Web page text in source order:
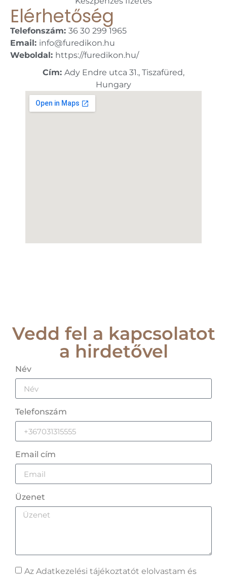
Elérhetőség
Telefonszám: 36 30 299 1965
Email: info@furedikon.hu
Weboldal: https://furedikon.hu/
Cím: Ady Endre utca 31., Tiszafüred,
Hungary
Vedd fel a kapcsolatot
a hirdetővel
Név
Telefonszám
Email cím
Üzenet
Az Adatkezelési tájékoztatót elolvastam és